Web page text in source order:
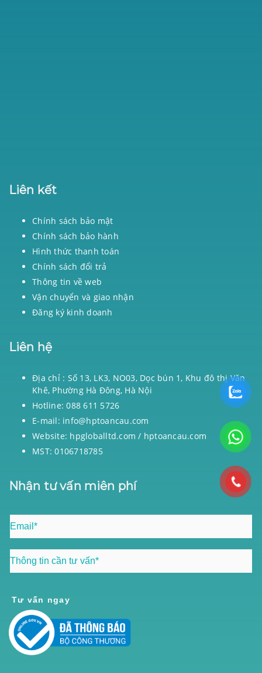
Liên kết
Chính sách bảo mật
Chính sách bảo hành
Hình thức thanh toán
Chính sách đổi trả
Thông tin về web
Vận chuyển và giao nhận
Đăng ký kinh doanh
Liên hệ
Địa chỉ : Số 13, LK3, NO03, Dọc bún 1, Khu đô thị Văn
Khê, Phường Hà Đông, Hà Nội
Hotline: 088 611 5726
E-mail: info@hptoancau.com
Website: hpgloballtd.com / hptoancau.com
MST: 0106718785
Nhận tư vấn miên phí
Tư vấn ngay